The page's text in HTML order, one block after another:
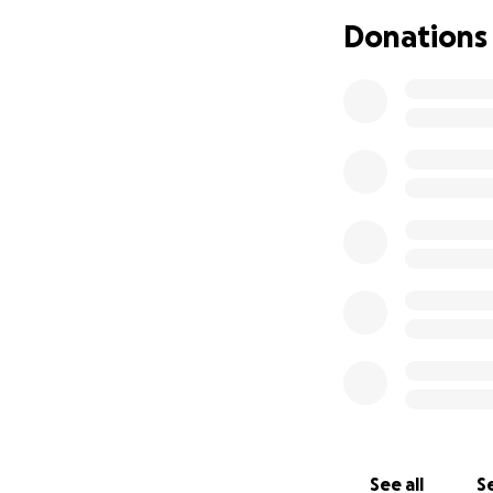
Per questo
Donations
See all